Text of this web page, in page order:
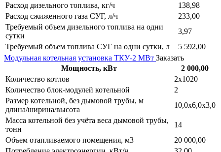
Расход дизельного топлива, кг/ч
138,98
Расход сжиженного газа СУГ, л/ч
233,00
Требуемый объем дизельного топлива на одни
сутки
3,97
Требуемый объем топлива СУГ на одни сутки, л
5 592,00
Модульная котельная установка ТКУ-2 МВт Заказать
Мощность, кВт
2 000,00
Количество котлов
2х1020
Количество блок-модулей котельной
2
Размер котельной, без дымовой трубы, м
длина/ширина/высота
10,0х6,0х3,0
Масса котельной без учёта веса дымовой трубы,
тонн
14
Объем отапливаемого помещения, м3
20 000,00